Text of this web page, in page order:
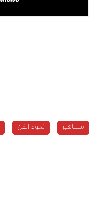
مشاهير نجوم الفن